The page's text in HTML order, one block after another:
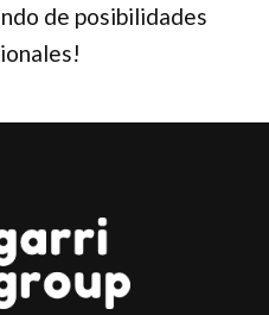
de posibilidades